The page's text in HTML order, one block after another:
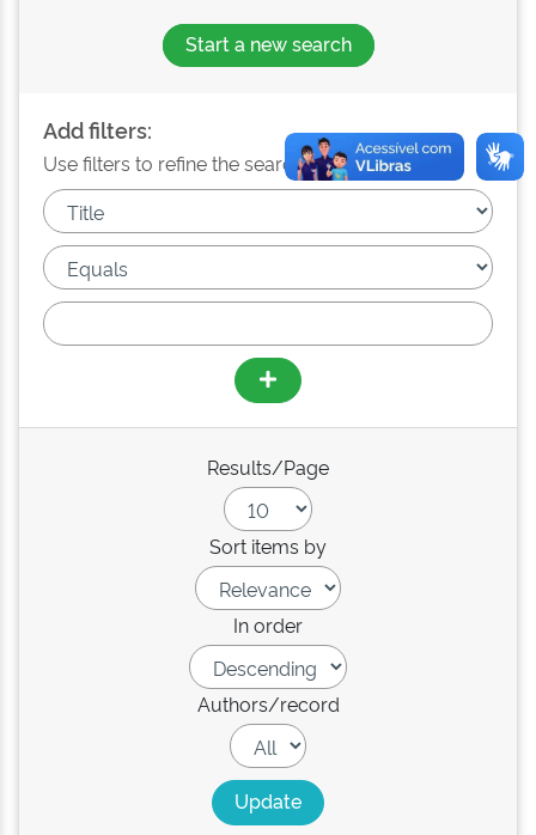
Start a new search
Add filters:
Use filters to refine the search results.
Results/Page
Sort items by
In order
Authors/record